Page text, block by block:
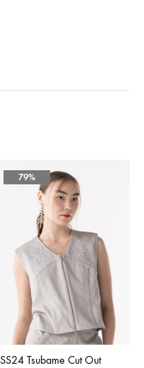
79%
SS24 Tsubame Cut Out